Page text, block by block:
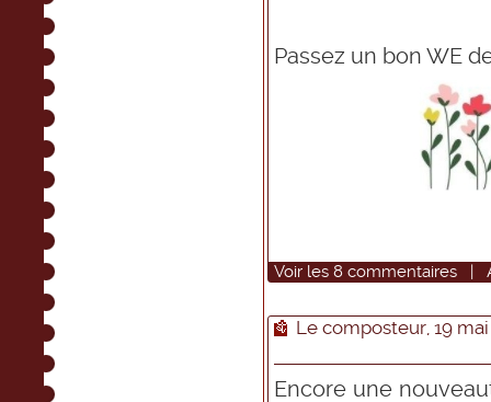
Passez un bon WE
Voir les 8 commentaires |
Le composteur, 19 mai
Encore une